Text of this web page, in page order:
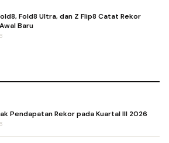
Fold8 Ultra, dan Z Flip8 Catat Rekor
Baru
Pendapatan Rekor pada Kuartal III 2026